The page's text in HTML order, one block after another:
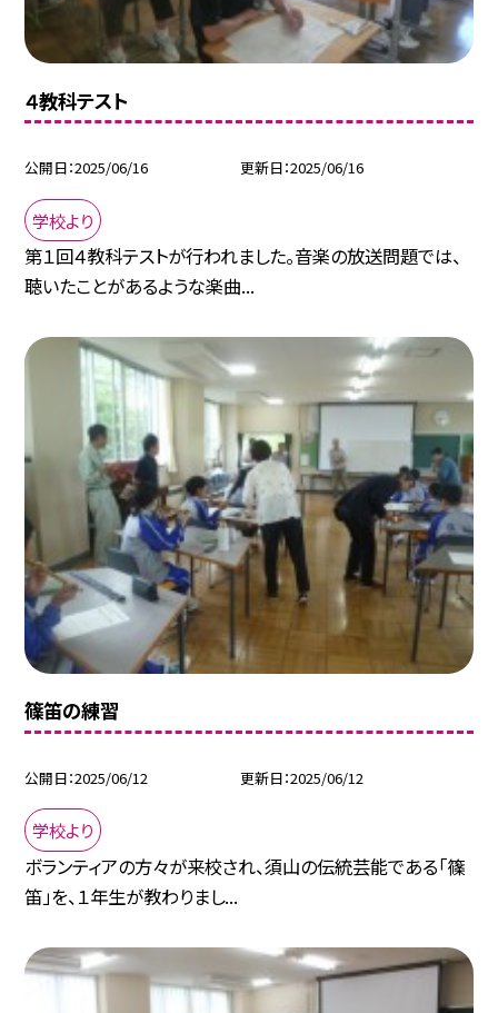
４教科テスト
公開日 2025/06/16 更新日 2025/06/16
学校より
第１回４教科テストが行われました。音楽の放送問題では、
聴いたことがあるような楽曲...
篠笛の練習
公開日 2025/06/12 更新日 2025/06/12
学校より
ボランティアの方々が来校され、須山の伝統芸能である「篠
笛」を、１年生が教わりまし...